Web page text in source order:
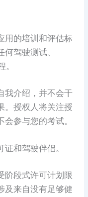
用的培训和评估标
驾驶测试、
我介绍，并不会干
。授权人将关注授
参与您的考试。
和驾驶伴侣。
阶段式许可计划限
及来自没有足够健